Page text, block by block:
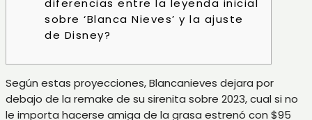
diferencias entre la leyenda inicial
sobre ‘Blanca Nieves’ y la ajuste
de Disney?
Según estas proyecciones, Blancanieves dejara por
debajo de la remake de su sirenita sobre 2023, cual si no
le importa hacerse amiga de la grasa estrenó con $95